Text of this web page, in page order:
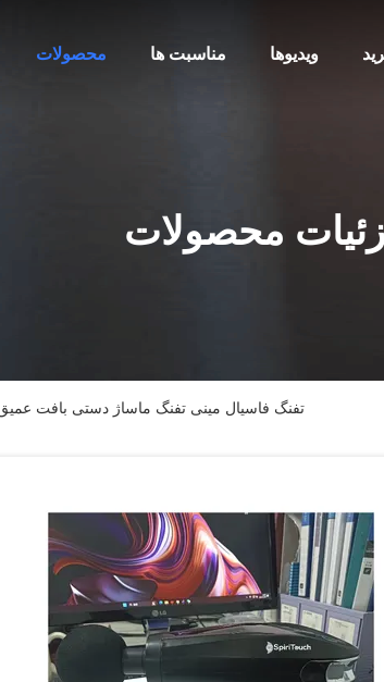
محصولات مناسبت ها ویدیوها
محصولات
تفنگ فاسیال مینی تفنگ ماساژ دستی بافت